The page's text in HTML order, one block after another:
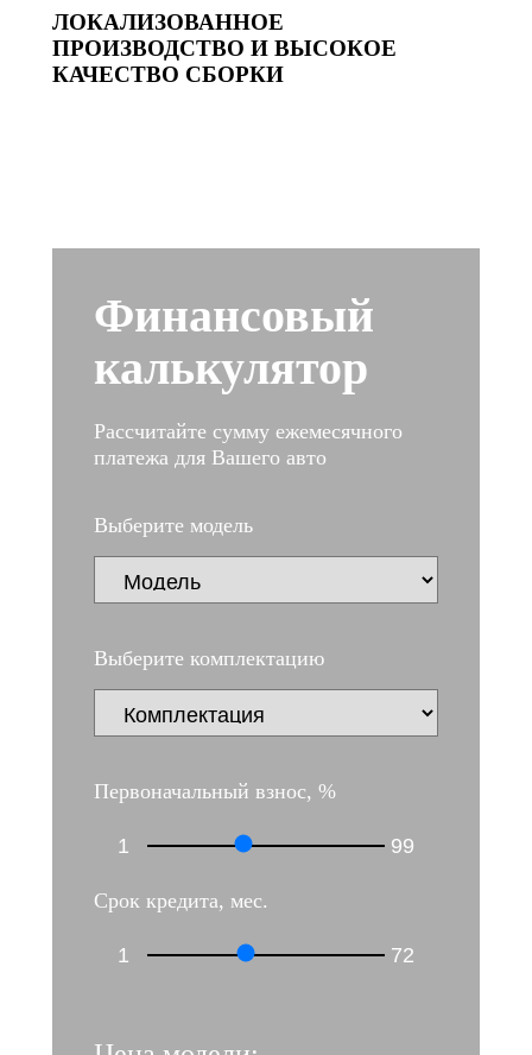
ЛОКАЛИЗОВАННОЕ
ПРОИЗВОДСТВО И ВЫСОКОЕ
КАЧЕСТВО СБОРКИ
Финансовый
калькулятор
Рассчитайте сумму ежемесячного
платежа для Вашего авто
Выберите модель
Выберите комплектацию
Первоначальный взнос, %
Срок кредита, мес.